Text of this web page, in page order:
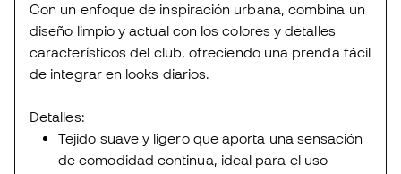
Con un enfoque de inspiración urbana, combina un
diseño limpio y actual con los colores y detalles
característicos del club, ofreciendo una prenda fácil
de integrar en looks diarios.
Detalles:
Tejido suave y ligero que aporta una sensación
de comodidad continua, ideal para el uso